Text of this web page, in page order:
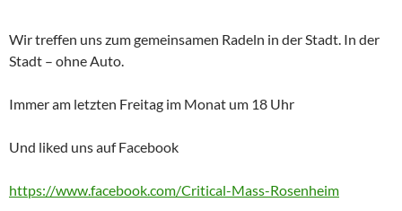
Wir treffen uns zum gemeinsamen Radeln in der Stadt. In der
Stadt – ohne Auto.
Immer am letzten Freitag im Monat um 18 Uhr
Und liked uns auf Facebook
https://www.facebook.com/Critical-Mass-Rosenheim